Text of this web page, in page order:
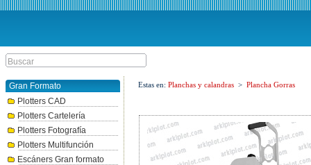
Gran Formato
Plotters CAD
Plotters Cartelería
Plotters Fotografía
Plotters Multifunción
Escáners Gran formato
Estas en: Planchas y calandras > Plancha Gorras